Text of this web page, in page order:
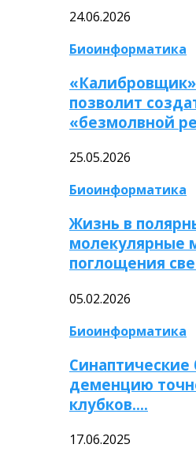
24.06.2026
Биоинформатика
позволит
«безмолвной
25.05.2026
Биоинформатика
Жизнь в
молекулярные
поглощения
05.02.2026
Биоинформатика
Синаптические
деменцию
клубков….
17.06.2025